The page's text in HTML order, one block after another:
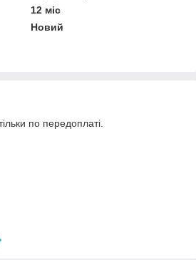
12 міс
Новий
по передоплаті.